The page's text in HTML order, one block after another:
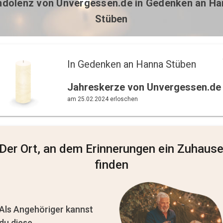
von Unvergessen.dein Gedenken an
Stüben
In Gedenken an Hanna Stüben
Jahreskerze von Unvergessen.de
am 25.02.2024 erloschen
Ort, an dem Erinnerungen ein Zuhause
finden
Angehöriger kannst